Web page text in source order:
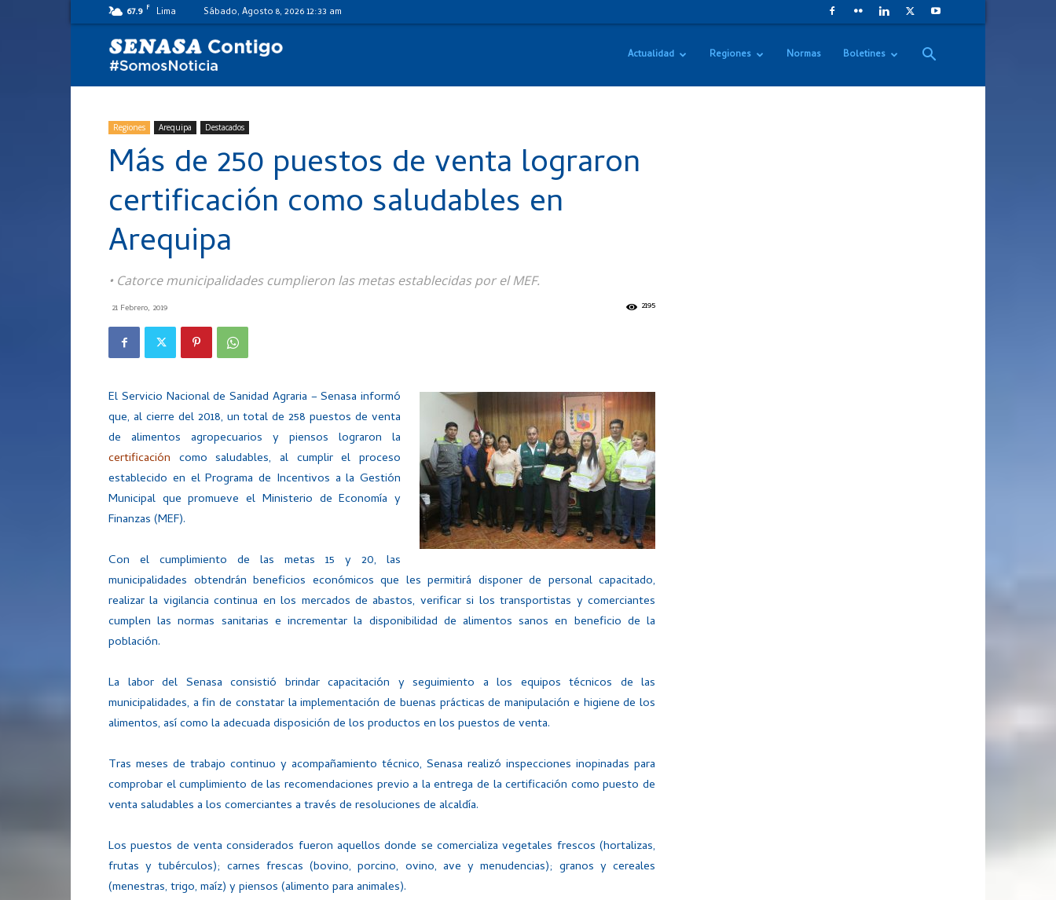
67.9 F Lima Sábado, Agosto 8, 2026 12:33 am
Actualidad Regiones Normas Boletines
Regiones Arequipa Destacados
Más de 250 puestos de venta lograron
certificación como saludables en
Arequipa
• Catorce municipalidades cumplieron las metas establecidas por el MEF.
21 Febrero, 2019 2195
El Servicio Nacional de Sanidad Agraria – Senasa informó
que, al cierre del 2018, un total de 258 puestos de venta
de alimentos agropecuarios y piensos lograron la
certificación como saludables, al cumplir el proceso
establecido en el Programa de Incentivos a la Gestión
Municipal que promueve el Ministerio de Economía y
Finanzas (MEF).
Con el cumplimiento de las metas 15 y 20, las
municipalidades obtendrán beneficios económicos que les permitirá disponer de personal capacitado,
realizar la vigilancia continua en los mercados de abastos, verificar si los transportistas y comerciantes
cumplen las normas sanitarias e incrementar la disponibilidad de alimentos sanos en beneficio de la
población.
La labor del Senasa consistió brindar capacitación y seguimiento a los equipos técnicos de las
municipalidades, a fin de constatar la implementación de buenas prácticas de manipulación e higiene de los
alimentos, así como la adecuada disposición de los productos en los puestos de venta.
Tras meses de trabajo continuo y acompañamiento técnico, Senasa realizó inspecciones inopinadas para
comprobar el cumplimiento de las recomendaciones previo a la entrega de la certificación como puesto de
venta saludables a los comerciantes a través de resoluciones de alcaldía.
Los puestos de venta considerados fueron aquellos donde se comercializa vegetales frescos (hortalizas,
frutas y tubérculos); carnes frescas (bovino, porcino, ovino, ave y menudencias); granos y cereales
(menestras, trigo, maíz) y piensos (alimento para animales).